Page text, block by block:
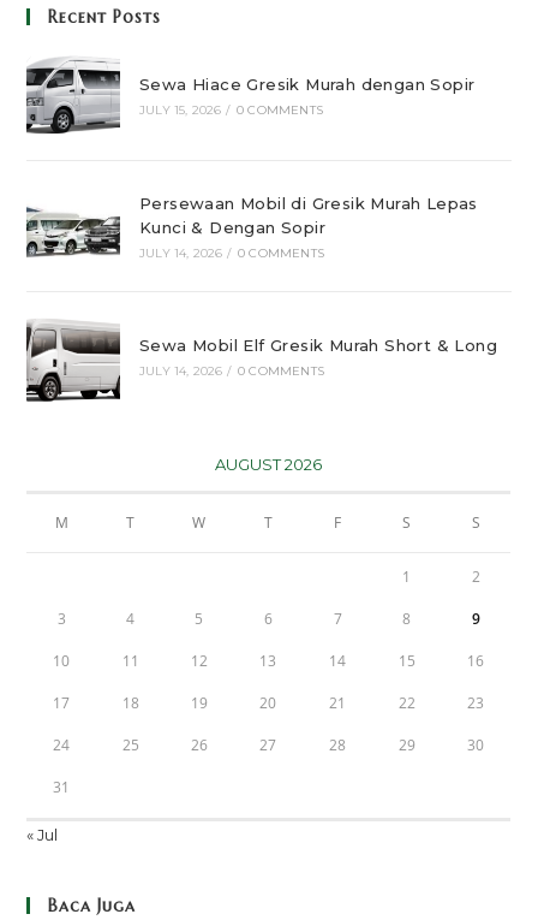
Recent Posts
Sewa Hiace Gresik Murah dengan Sopir
JULY 15, 2026 / 0 COMMENTS
Persewaan Mobil di Gresik Murah Lepas
Kunci & Dengan Sopir
JULY 14, 2026 / 0 COMMENTS
Sewa Mobil Elf Gresik Murah Short & Long
JULY 14, 2026 / 0 COMMENTS
AUGUST 2026
M T W T F S S
1 2
3 4 5 6 7 8 9
10 11 12 13 14 15 16
17 18 19 20 21 22 23
24 25 26 27 28 29 30
31
« Jul
Baca Juga